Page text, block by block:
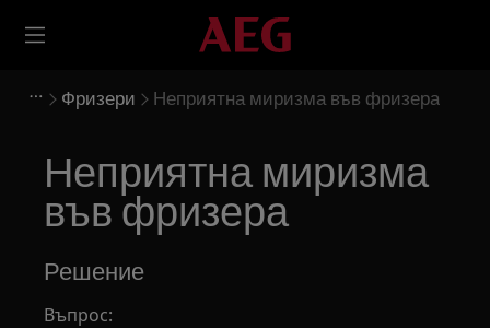
Фризери Неприятна миризма във фризера
Неприятна миризма
във фризера
Решение
Въпрос: